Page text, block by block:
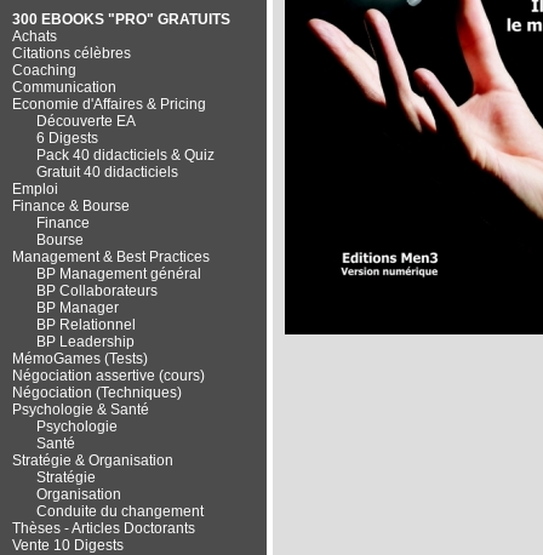
300 EBOOKS "PRO" GRATUITS
Achats
Citations célèbres
Coaching
Communication
Economie d'Affaires & Pricing
Découverte EA
6 Digests
Pack 40 didacticiels & Quiz
Gratuit 40 didacticiels
Emploi
Finance & Bourse
Finance
Bourse
Management & Best Practices
BP Management général
BP Collaborateurs
BP Manager
BP Relationnel
BP Leadership
MémoGames (Tests)
Négociation assertive (cours)
Négociation (Techniques)
Psychologie & Santé
Psychologie
Santé
Stratégie & Organisation
Stratégie
Organisation
Conduite du changement
Thèses - Articles Doctorants
Vente 10 Digests